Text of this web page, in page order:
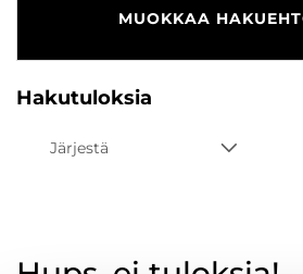
MUOKKAA
Hakutuloksia
Järjestä